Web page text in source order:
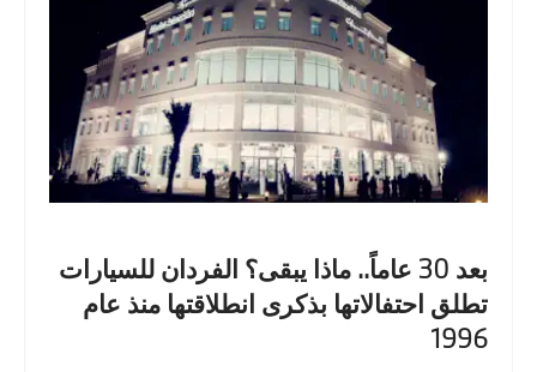
بعد 30 عاماً.. ماذا يبقى؟ الفردان للسيارات
تطلق احتفالاتها بذكرى انطلاقتها منذ عام
1996